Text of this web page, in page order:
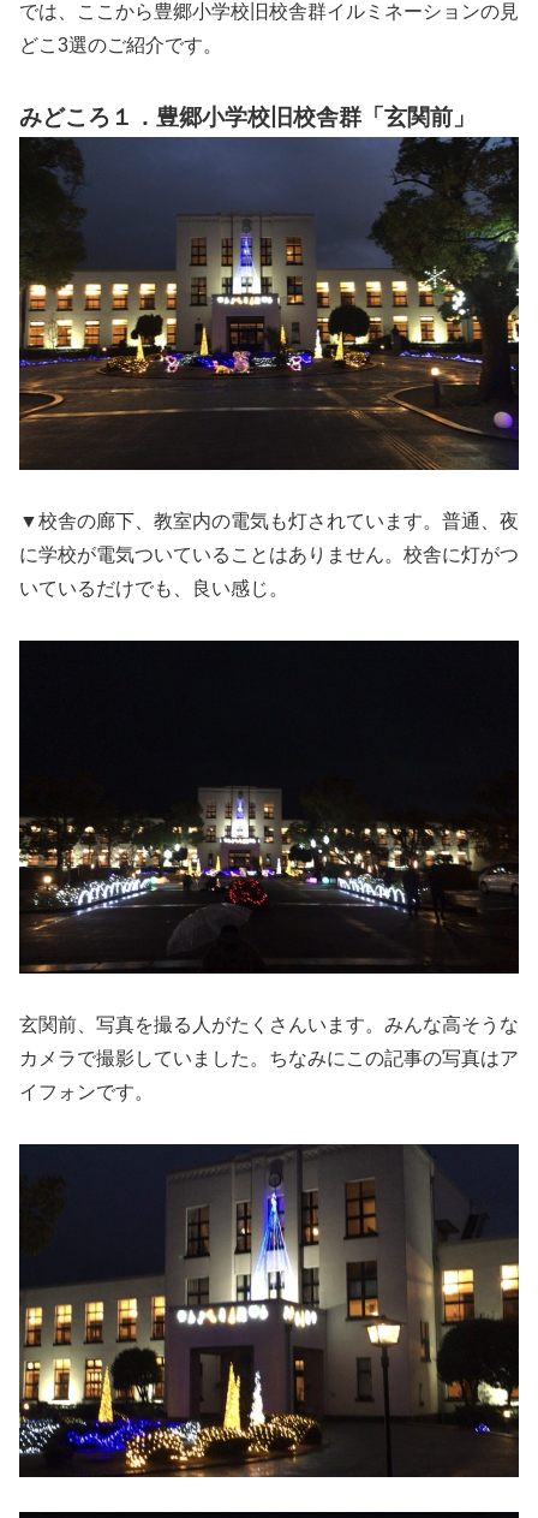
では、ここから豊郷小学校旧校舎群イルミネーションの見
どこ3選のご紹介です。
みどころ１．豊郷小学校旧校舎群「玄関前」
▼校舎の廊下、教室内の電気も灯されています。普通、夜
に学校が電気ついていることはありません。校舎に灯がつ
いているだけでも、良い感じ。
玄関前、写真を撮る人がたくさんいます。みんな高そうな
カメラで撮影していました。ちなみにこの記事の写真はア
イフォンです。